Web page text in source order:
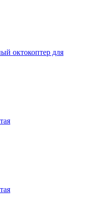
октокоптер для